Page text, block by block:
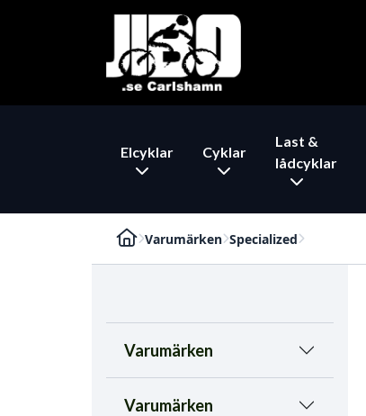
Elcyklar Cyklar
Last &
lådcyklar
Varumärken Specialized
Varumärken
Varumärken